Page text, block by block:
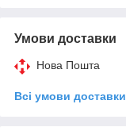
Умови доставки
Нова Пошта
Всі умови доставки